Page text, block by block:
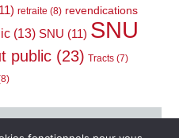
retraite (8) revendications
(13) SNU (11) SNU
public (23) Tracts (7)